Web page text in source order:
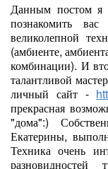
Данным постом я
познакомить
великолепной
(амбиенте,
комбинации). И
талантливой
личный сайт -
прекрасная
"дома":)
Екатерины,
Техника очень